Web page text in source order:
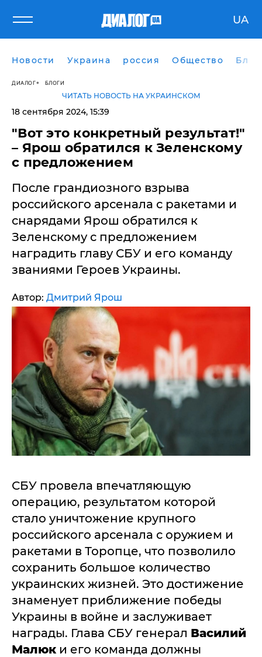
UA
Новости Украина россия Общество
ДИАЛОГ БЛОГИ
ЧИТАТЬ НОВОСТЬ НА УКРАИНСКОМ
18 сентября 2024, 15:39
"Вот это конкретный результат!"
– Ярош обратился к Зеленскому
с предложением
После грандиозного взрыва
российского арсенала с ракетами и
снарядами Ярош обратился к
Зеленскому с предложением
наградить главу СБУ и его команду
званиями Героев Украины.
Автор: Дмитрий Ярош
СБУ провела впечатляющую
операцию, результатом которой
стало уничтожение крупного
российского арсенала с оружием и
ракетами в Торопце, что позволило
сохранить большое количество
украинских жизней. Это достижение
знаменует приближение победы
Украины в войне и заслуживает
награды. Глава СБУ генерал Василий
Малюки его команда должны